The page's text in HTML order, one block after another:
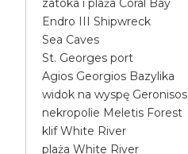
zatoka i plaża Coral Bay
Endro III Shipwreck
Sea Caves
St. Georges port
Agios Georgios Bazylika
widok na wyspę Geronisos
nekropolie Meletis Forest
klif White River
plaża White River